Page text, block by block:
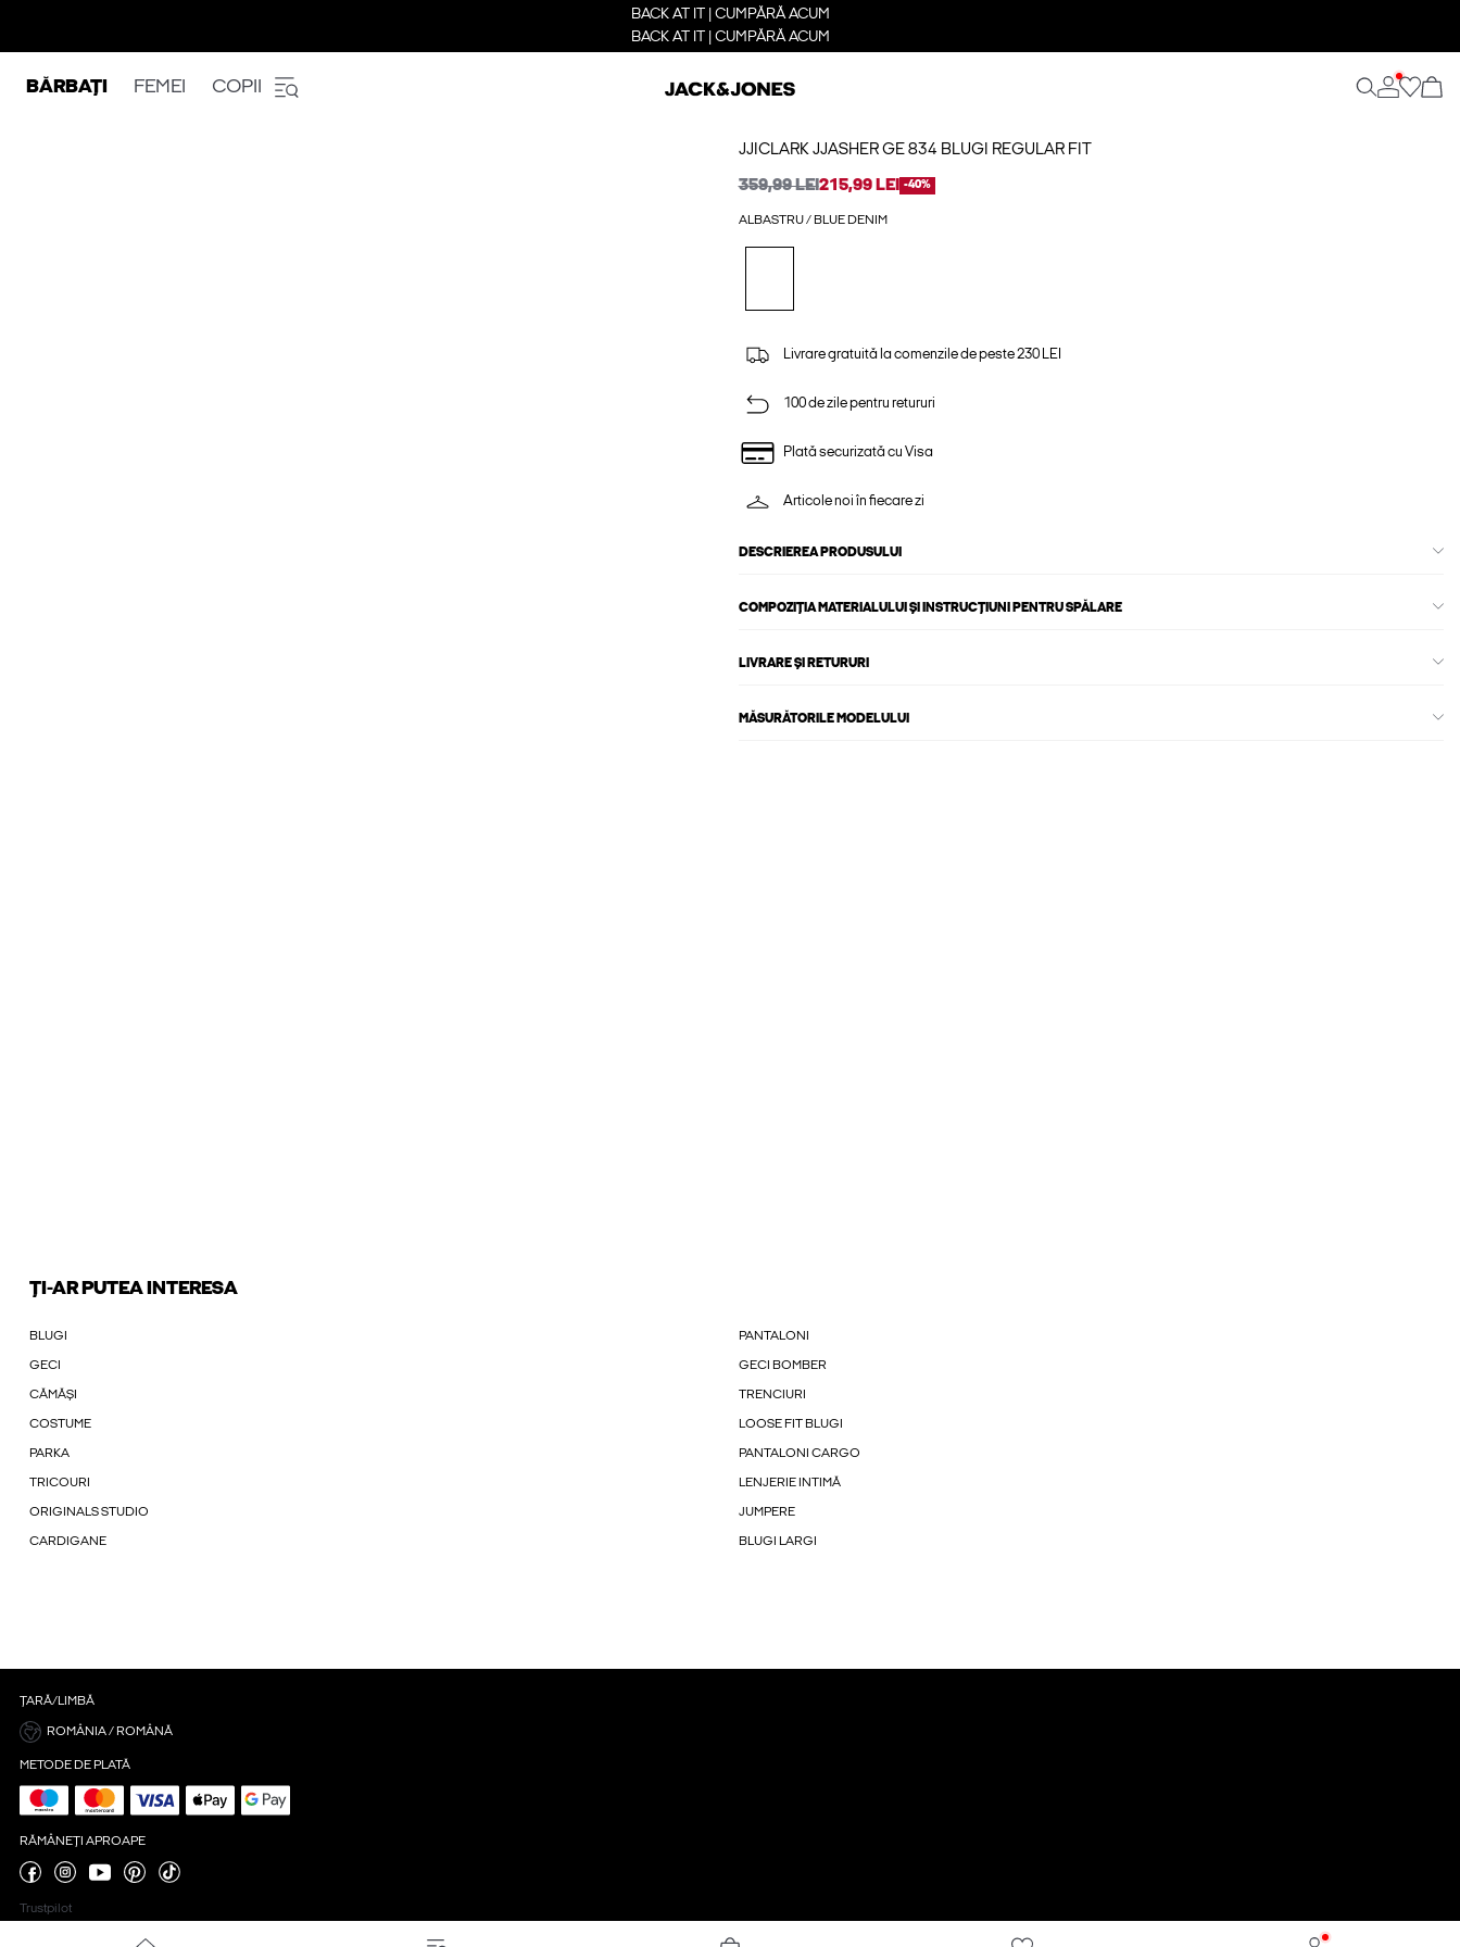
BACK AT IT | CUMPĂRĂ ACUM
BACK AT IT | CUMPĂRĂ ACUM
BĂRBAȚI FEMEI COPII
JJICLARK JJASHER GE 834 BLUGI REGULAR FIT
359,99 LEI215,99 LEI -40%
ALBASTRU / BLUE DENIM
Livrare gratuită la comenzile de peste 230 LEI
100 de zile pentru retururi
Plată securizată cu Visa
Articole noi în fiecare zi
DESCRIEREA PRODUSULUI
COMPOZIȚIA MATERIALULUI ȘI INSTRUCȚIUNI PENTRU SPĂLARE
LIVRARE ȘI RETURURI
MĂSURĂTORILE MODELULUI
ȚI-AR PUTEA INTERESA
BLUGI PANTALONI
GECI GECI BOMBER
CĂMĂȘI TRENCIURI
COSTUME LOOSE FIT BLUGI
PARKA PANTALONI CARGO
TRICOURI LENJERIE INTIMĂ
ORIGINALS STUDIO JUMPERE
CARDIGANE BLUGI LARGI
ȚARĂ/LIMBĂ
ROMÂNIA / ROMÂNĂ
METODE DE PLATĂ
RĂMÂNEȚI APROAPE
Trustpilot